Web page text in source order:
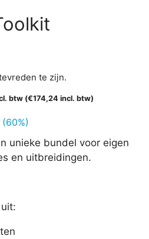
te zijn.
btw (€174,24 incl. btw)
(60%)
unieke bundel voor eigen
en uitbreidingen.